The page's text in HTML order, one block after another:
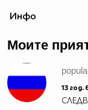
►roozaliin on
►ask fm (:
►tumblr
►twitter
Инфо
Моите
13 год.